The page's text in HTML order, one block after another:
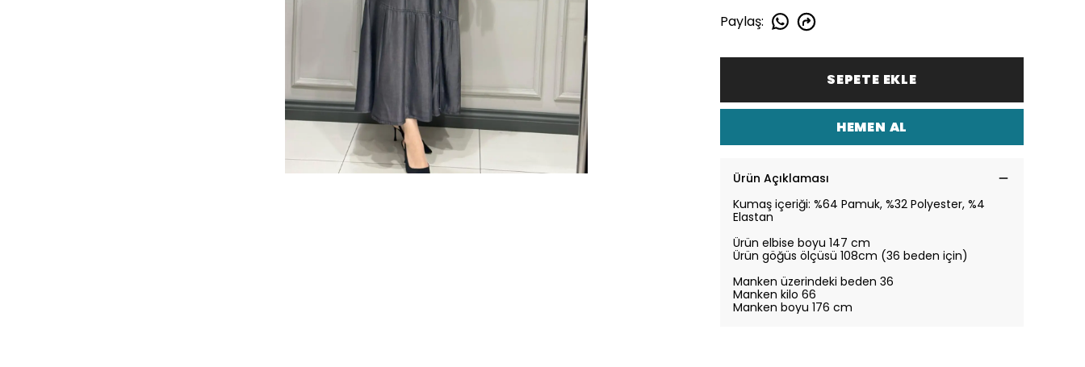
Paylaş:
SEPETE EKLE
HEMEN AL
Ürün Açıklaması
Kumaş içeriği: %64 Pamuk, %32 Polyester, %4
Elastan
Ürün elbise boyu 147 cm
Ürün göğüs ölçüsü 108cm (36 beden için)
Manken üzerindeki beden 36
Manken kilo 66
Manken boyu 176 cm